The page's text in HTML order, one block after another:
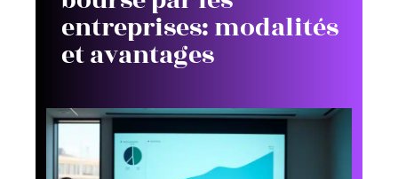
entreprises: modalités
et avantages